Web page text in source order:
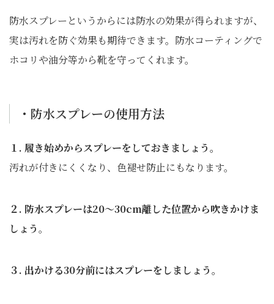
防水スプレーというからには防水の効果が得られますが、
実は汚れを防ぐ効果も期待できます。防水コーティングで
ホコリや油分等から靴を守ってくれます。
・防水スプレーの使用方法
１. 履き始めからスプレーをしておきましょう。
汚れが付きにくくなり、色褪せ防止にもなります。
２. 防水スプレーは20〜30cm離した位置から吹きかけま
しょう。
３. 出かける30分前にはスプレーをしましょう。